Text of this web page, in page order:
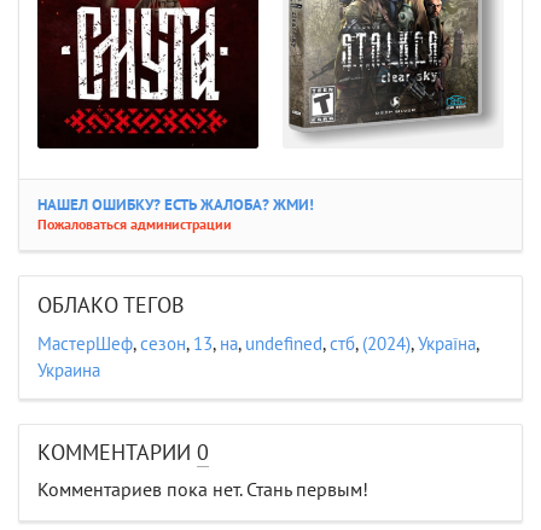
НАШЕЛ ОШИБКУ? ЕСТЬ ЖАЛОБА? ЖМИ!
Пожаловаться администрации
ОБЛАКО ТЕГОВ
МастерШеф,сезон, 13, на, undefined,стб, (2024),Україна,
Украина
КОММЕНТАРИИ 0
Комментариев пока нет. Стань первым!